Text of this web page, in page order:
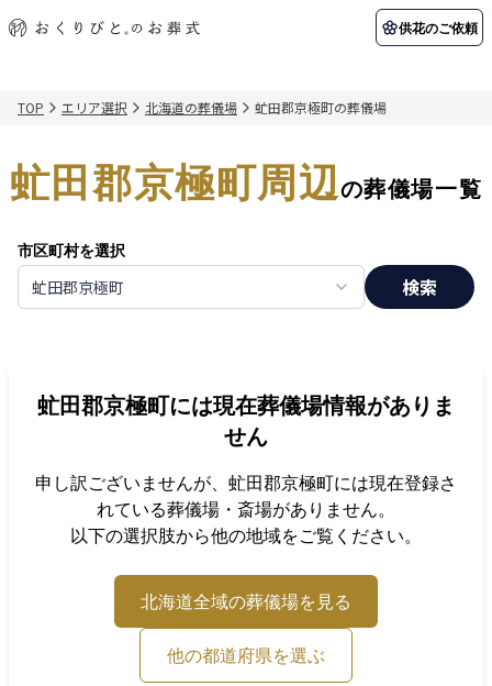
供花のご依頼
初めての方へ 納棺の儀とは？
アフターサポート
会社概要 店舗用地募集
関東エリア
千葉県
北海道エリア
ご葬儀事例 お客様の声
葬儀の知識 供花のご依頼
TOP エリア選択 北海道の葬儀場 虻田郡京極町の葬儀場
虻田郡京極町周辺の葬儀場一覧
市区町村を選択
虻田郡京極町 検索
虻田郡京極町には現在葬儀場情報がありま
せん
申し訳ございませんが、 虻田郡京極町には現在登録さ
れている葬儀場・斎場がありません。
以下の選択肢から他の地域をご覧ください。
北海道全域の葬儀場を見る
他の都道府県を選ぶ